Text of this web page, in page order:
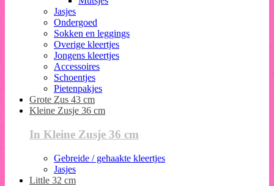
Jasjes
Ondergoed
Sokken en leggings
Overige kleertjes
Jongens kleertjes
Accessoires
Schoentjes
Pietenpakjes
Grote Zus 43 cm
Kleine Zusje 36 cm
In Kleine Zusje 36 cm
Gebreide / gehaakte kleertjes
Jasjes
Little 32 cm